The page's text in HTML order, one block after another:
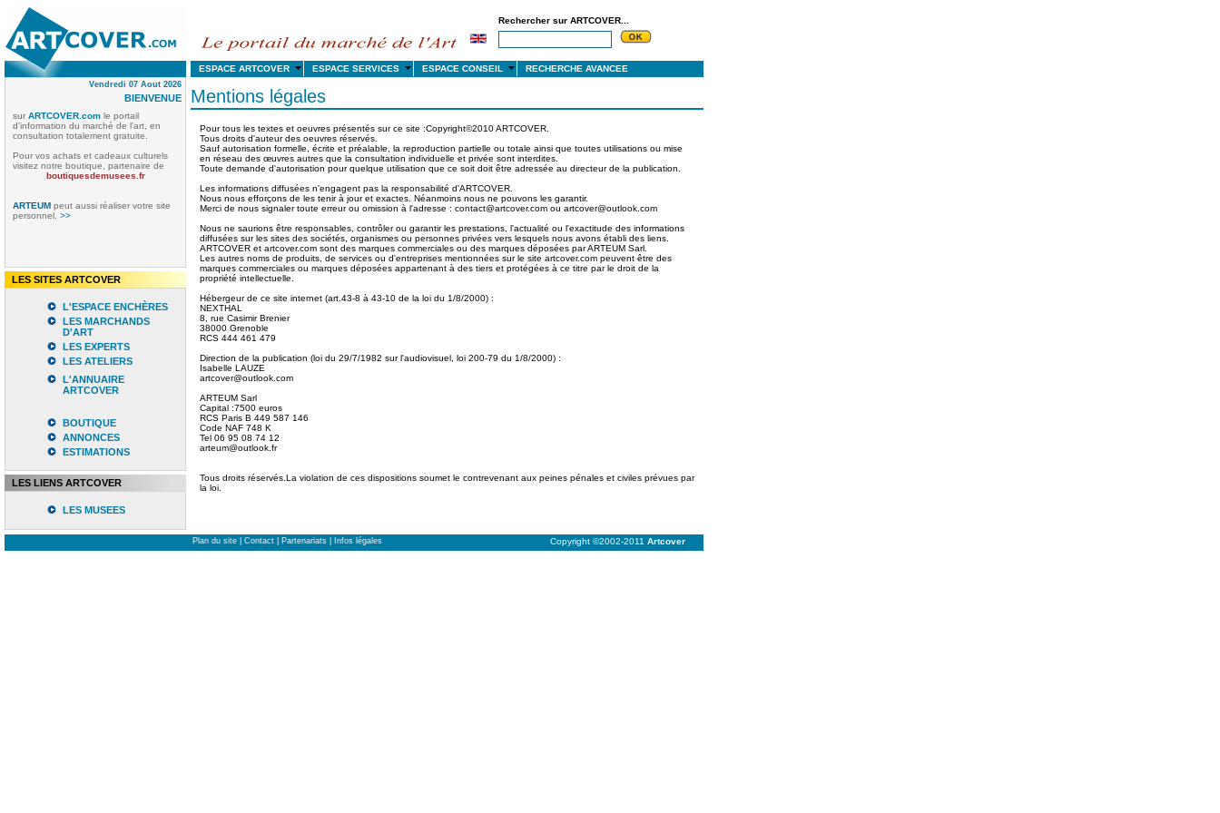
ESPACE ARTCOVER ESPACE SERVICES ESPACE CONSEIL RECHERCHE AVANCEE
Rechercher sur ARTCOVER...
Vendredi 07 Aout 2026
BIENVENUE
sur ARTCOVER.com le portail
d'information du marché de l'art, en
consultation totalement gratuite
Pour vos achats et cadeaux culturels
visitez notre boutique, partenaire de
boutiquesdemusees.fr
ARTEUM peut aussi réaliser votre site
personnel. >>
LES SITES ARTCOVER
L'ESPACE ENCHÈRES
LES MARCHANDS
D'ART
LES EXPERTS
LES ATELIERS
L'ANNUAIRE
ARTCOVER
BOUTIQUE
ANNONCES
ESTIMATIONS
LES LIENS ARTCOVER
LES MUSEES
Mentions légales
Pour tous les textes et oeuvres présentés sur ce site :Copyright©2010 ARTCOVER.
Tous droits d'auteur des oeuvres réservés.
Sauf autorisation formelle, écrite et préalable, la reproduction partielle ou totale ainsi que toutes utilisations ou mise
en réseau des œuvres autres que la consultation individuelle et privée sont interdites.
Toute demande d'autorisation pour quelque utilisation que ce soit doit être adressée au directeur de la publication.
Les informations diffusées n'engagent pas la responsabilité d'ARTCOVER.
Nous nous efforçons de les tenir à jour et exactes. Néanmoins nous ne pouvons les garantir.
Merci de nous signaler toute erreur ou omission à l'adresse : contact@artcover.com ou artcover@outlook.com
Nous ne saurions être responsables, contrôler ou garantir les prestations, l'actualité ou l'exactitude des informations
diffusées sur les sites des sociétés, organismes ou personnes privées vers lesquels nous avons établi des liens.
ARTCOVER et artcover.com sont des marques commerciales ou des marques déposées par ARTEUM Sarl.
Les autres noms de produits, de services ou d'entreprises mentionnées sur le site artcover.com peuvent être des
marques commerciales ou marques déposées appartenant à des tiers et protégées à ce titre par le droit de la
propriété intellectuelle.
Hébergeur de ce site internet (art.43-8 à 43-10 de la loi du 1/8/2000) :
NEXTHAL
8, rue Casimir Brenier
38000 Grenoble
RCS 444 461 479
Direction de la publication (loi du 29/7/1982 sur l'audiovisuel, loi 200-79 du 1/8/2000) :
Isabelle LAUZE
artcover@outlook.com
ARTEUM Sarl
Capital :7500 euros
RCS Paris B 449 587 146
Code NAF 748 K
Tel 06 95 08 74 12
arteum@outlook.fr
Tous droits réservés.La violation de ces dispositions soumet le contrevenant aux peines pénales et civiles prévues par
la loi.
Plan du site Contact Partenariats Infos légales Copyright ©2002-2011 Artcover